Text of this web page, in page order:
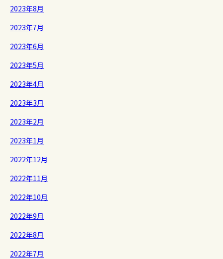
2023年8月
2023年7月
2023年6月
2023年5月
2023年4月
2023年3月
2023年2月
2023年1月
2022年12月
2022年11月
2022年10月
2022年9月
2022年8月
2022年7月